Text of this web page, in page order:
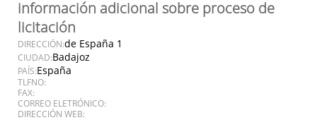
información adicional sobre proceso de
licitación
DIRECCIÓN:de España 1
CIUDAD:Badajoz
PAÍS:España
TLFNO:
FAX:
CORREO ELETRÓNICO:
DIRECCIÓN WEB: